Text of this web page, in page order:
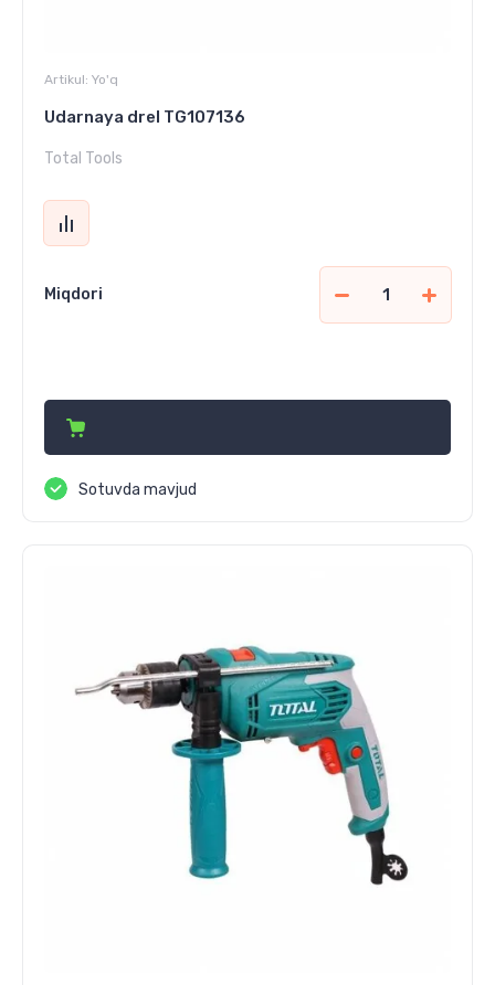
Artikul: Yo'q
Udarnaya drel TG107136
Total Tools
Miqdori
Sotuvda mavjud